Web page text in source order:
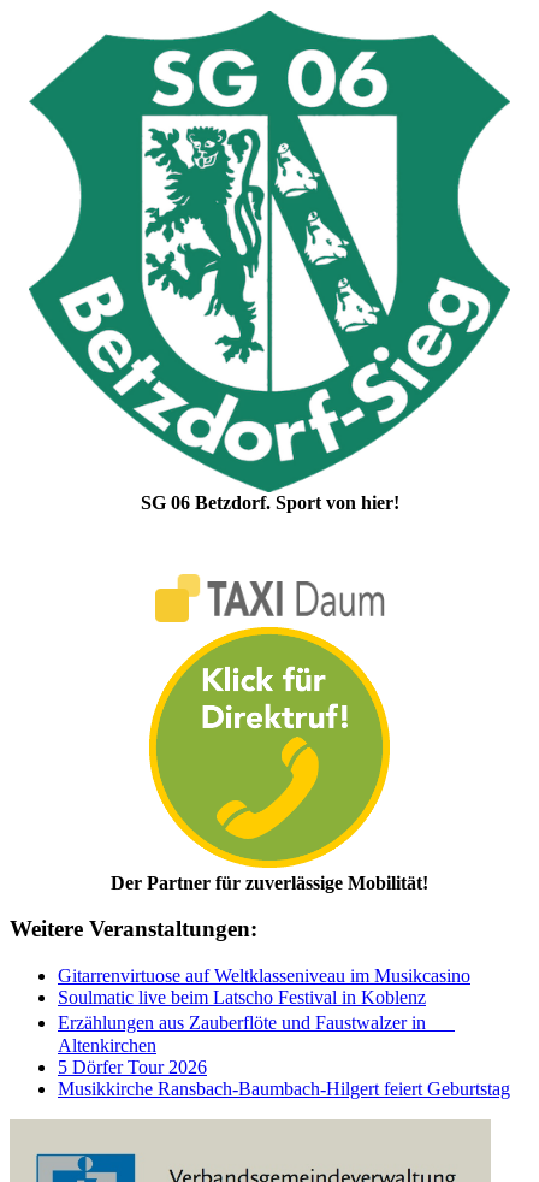
SG 06 Betzdorf. Sport von hier!
Der Partner für zuverlässige Mobilität!
Weitere Veranstaltungen:
Gitarrenvirtuose auf Weltklasseniveau im Musikcasino
Soulmatic live beim Latscho Festival in Koblenz
Erzählungen aus Zauberflöte und Faustwalzer in
Altenkirchen
5 Dörfer Tour 2026
Musikkirche Ransbach-Baumbach-Hilgert feiert Geburtstag